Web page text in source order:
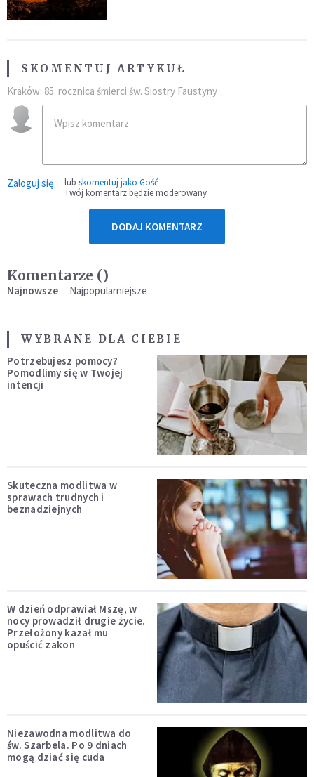
SKOMENTUJ ARTYKUŁ
Kraków: 85. rocznica śmierci św. Siostry Faustyny
Zaloguj się lub skomentuj jako Gość
Twój komentarz będzie moderowany
DODAJ KOMENTARZ
Komentarze ()
Najnowsze Najpopularniejsze
WYBRANE DLA CIEBIE
Potrzebujesz pomocy?
Pomodlimy się w Twojej
intencji
Skuteczna modlitwa w
sprawach trudnych i
beznadziejnych
W dzień odprawiał Mszę, w
nocy prowadził drugie życie.
Przełożony kazał mu
opuścić zakon
Niezawodna modlitwa do
św. Szarbela. Po 9 dniach
mogą dziać się cuda